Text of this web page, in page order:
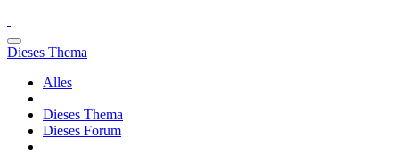
Dieses Thema
Alles
Dieses Thema
Dieses Forum